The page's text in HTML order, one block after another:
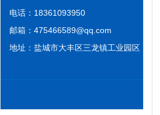
电话：18361093950
邮箱： 475466589@qq.com
地址：盐城市大丰区三龙镇工业园区